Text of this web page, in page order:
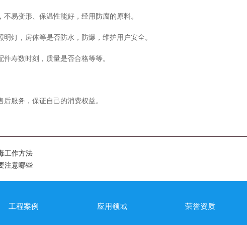
易变形、保温性能好，经用防腐的原料。
灯，房体等是否防水，防爆，维护用户安全。
寿数时刻，质量是否合格等等。
服务，保证自己的消费权益。
工作方法
注意哪些
工程案例 应用领域 荣誉资质